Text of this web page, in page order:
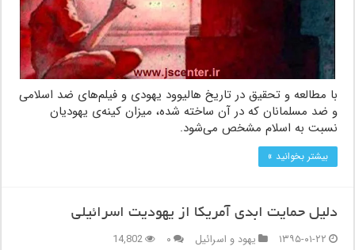
با مطالعه و تحقیق در تاریخ هالیوود یهودی و فیلم‌های ضد اسلامی
و ضد مسلمانان که در آن ساخته شده، میزان کینه‌ی یهودیان
نسبت به اسلام مشخص می‌شود.
بیشتر بخوانید »
دلیل حمایت ابدی آمریکا از یهودیت اسرائیلی
۱۳۹۵-۰۱-۲۲
یهود و اسرائیل ۰ 14,802